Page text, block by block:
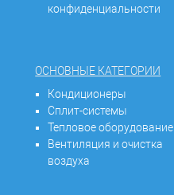
конфиденциальности
ОСНОВНЫЕ КАТЕГОРИИ
Кондиционеры
Сплит-системы
Тепловое оборудование
Вентиляция и очистка
воздуха